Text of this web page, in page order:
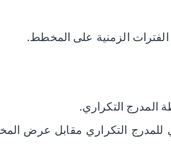
الزمنية على المخطط.
المدرج التكراري.
للمدرج التكراري مقابل عرض